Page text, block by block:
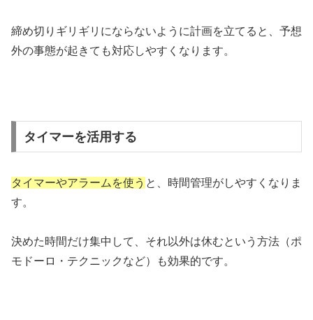
締め切りギリギリにならないように計画を立てると、予想
外の事態が起きても対応しやすくなります。
タイマーを活用する
タイマーやアラームを使う と、時間管理がしやすくなりま
す。
決めた時間だけ集中して、それ以外は休むという方法（ポ
モドーロ・テクニックなど）も効果的です。